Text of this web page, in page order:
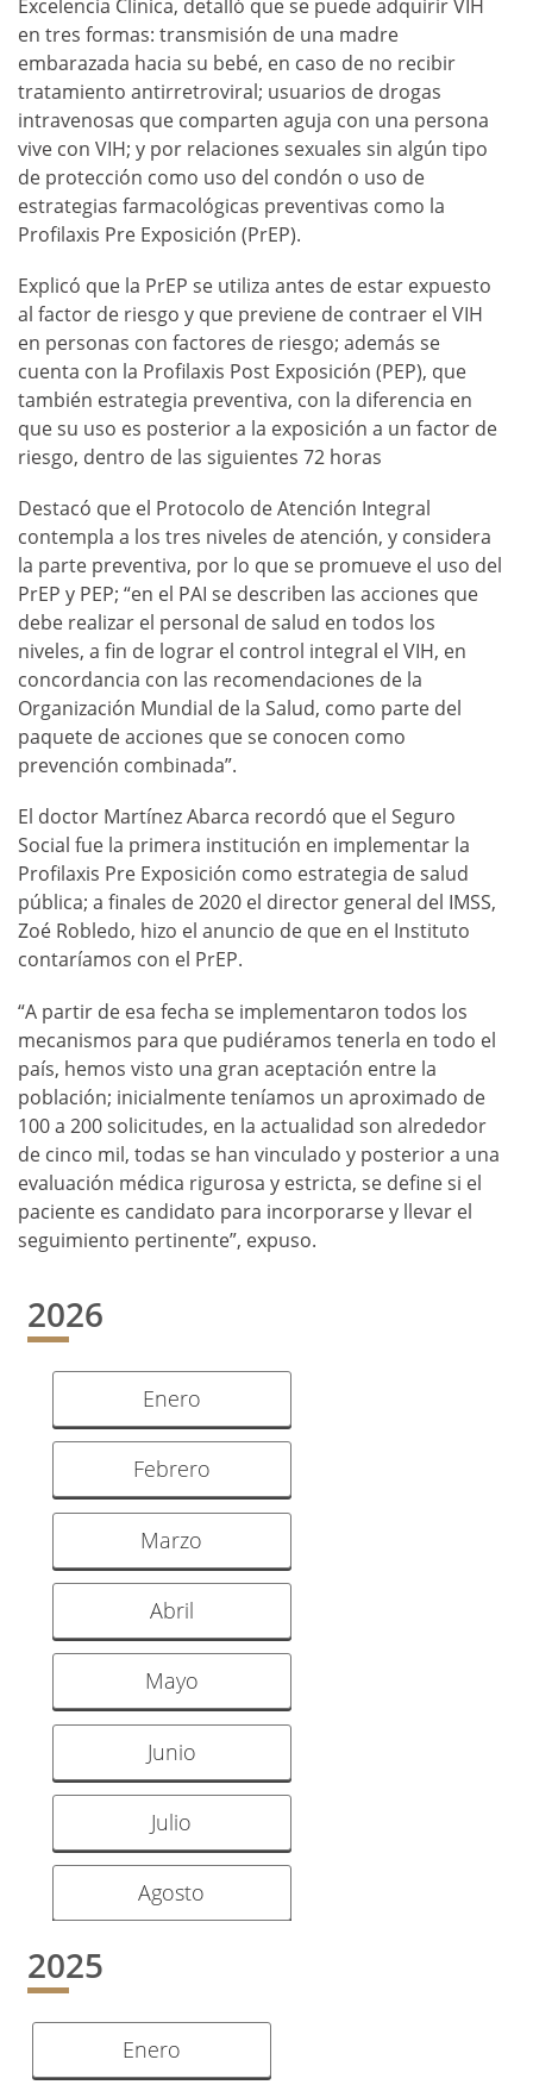
Excelencia Clínica, detalló que se puede adquirir VIH
en tres formas: transmisión de una madre
embarazada hacia su bebé, en caso de no recibir
tratamiento antirretroviral; usuarios de drogas
intravenosas que comparten aguja con una persona
vive con VIH; y por relaciones sexuales sin algún tipo
de protección como uso del condón o uso de
estrategias farmacológicas preventivas como la
Profilaxis Pre Exposición (PrEP).
Explicó que la PrEP se utiliza antes de estar expuesto
al factor de riesgo y que previene de contraer el VIH
en personas con factores de riesgo; además se
cuenta con la Profilaxis Post Exposición (PEP), que
también estrategia preventiva, con la diferencia en
que su uso es posterior a la exposición a un factor de
riesgo, dentro de las siguientes 72 horas
Destacó que el Protocolo de Atención Integral
contempla a los tres niveles de atención, y considera
la parte preventiva, por lo que se promueve el uso del
PrEP y PEP; “en el PAI se describen las acciones que
debe realizar el personal de salud en todos los
niveles, a fin de lograr el control integral el VIH, en
concordancia con las recomendaciones de la
Organización Mundial de la Salud, como parte del
paquete de acciones que se conocen como
prevención combinada”.
El doctor Martínez Abarca recordó que el Seguro
Social fue la primera institución en implementar la
Profilaxis Pre Exposición como estrategia de salud
pública; a finales de 2020 el director general del IMSS,
Zoé Robledo, hizo el anuncio de que en el Instituto
contaríamos con el PrEP.
“A partir de esa fecha se implementaron todos los
mecanismos para que pudiéramos tenerla en todo el
país, hemos visto una gran aceptación entre la
población; inicialmente teníamos un aproximado de
100 a 200 solicitudes, en la actualidad son alrededor
de cinco mil, todas se han vinculado y posterior a una
evaluación médica rigurosa y estricta, se define si el
paciente es candidato para incorporarse y llevar el
seguimiento pertinente”, expuso.
2026
Enero
Febrero
Marzo
Abril
Mayo
Junio
Julio
Agosto
2025
Enero